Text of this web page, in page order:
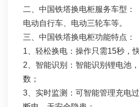
二、中国铁塔换电柜服务车型：
电动自行车、电动三轮车等。
三、中国铁塔换电柜功能特点：
1、轻松换电：操作只需15秒，
2、智能识别：智能识别锂电池
数；
3、实时监测：可智能管理充电